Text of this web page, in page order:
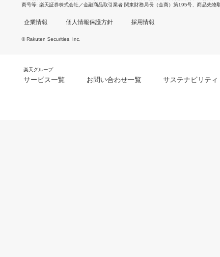
商号等 楽天証券株式会社／金融商品取引業者 関東財務局長（金商）第195号、商品先物
企業情報 個人情報保護方針 採用情報
© Rakuten Securities, Inc.
楽天グループ
サービス一覧 お問い合わせ一覧 サステナビリティ